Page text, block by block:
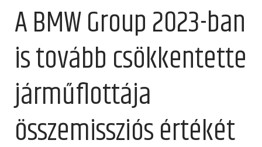
A BMW Group 2023-ban
is tovább csökkentette
járműflottája
összemissziós értékét